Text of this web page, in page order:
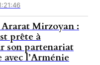
Mirzoyan :
prête à
son partenariat
l’Arménie